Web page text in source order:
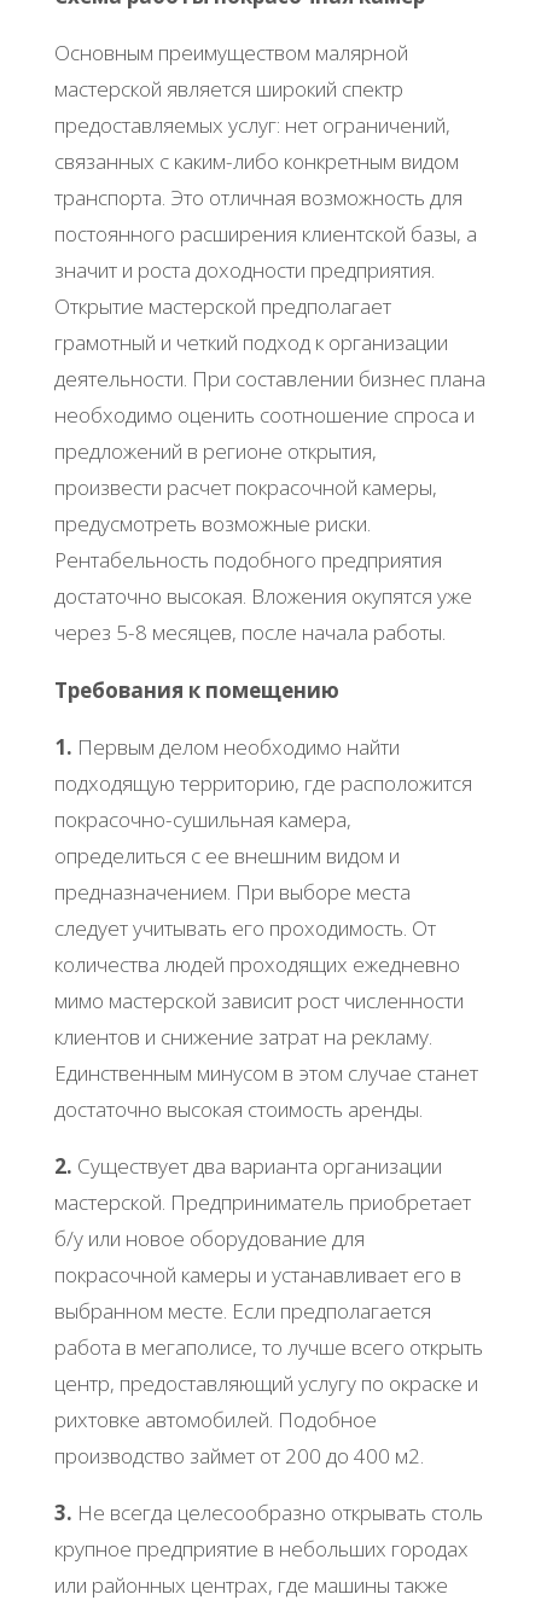
Основным преимуществом малярной
мастерской является широкий спектр
предоставляемых услуг: нет ограничений,
связанных с каким-либо конкретным видом
транспорта. Это отличная возможность для
постоянного расширения клиентской базы, а
значит и роста доходности предприятия.
Открытие мастерской предполагает
грамотный и четкий подход к организации
деятельности. При составлении бизнес плана
необходимо оценить соотношение спроса и
предложений в регионе открытия,
произвести расчет покрасочной камеры,
предусмотреть возможные риски.
Рентабельность подобного предприятия
достаточно высокая. Вложения окупятся уже
через 5-8 месяцев, после начала работы.
Требования к помещению
1. Первым делом необходимо найти
подходящую территорию, где расположится
покрасочно-сушильная камера,
определиться с ее внешним видом и
предназначением. При выборе места
следует учитывать его проходимость. От
количества людей проходящих ежедневно
мимо мастерской зависит рост численности
клиентов и снижение затрат на рекламу.
Единственным минусом в этом случае станет
достаточно высокая стоимость аренды.
2. Существует два варианта организации
мастерской. Предприниматель приобретает
б/у или новое оборудование для
покрасочной камеры и устанавливает его в
выбранном месте. Если предполагается
работа в мегаполисе, то лучше всего открыть
центр, предоставляющий услугу по окраске и
рихтовке автомобилей. Подобное
производство займет от 200 до 400 м2.
3. Не всегда целесообразно открывать столь
крупное предприятие в небольших городах
или районных центрах, где машины также